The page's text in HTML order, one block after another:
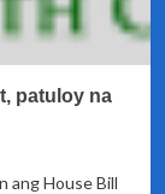
patuloy na
ang House Bill